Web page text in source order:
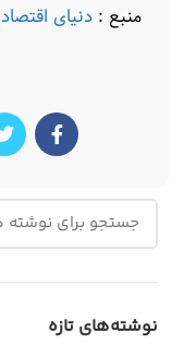
منبع : دنیای اقتصاد
نوشته‌های تازه